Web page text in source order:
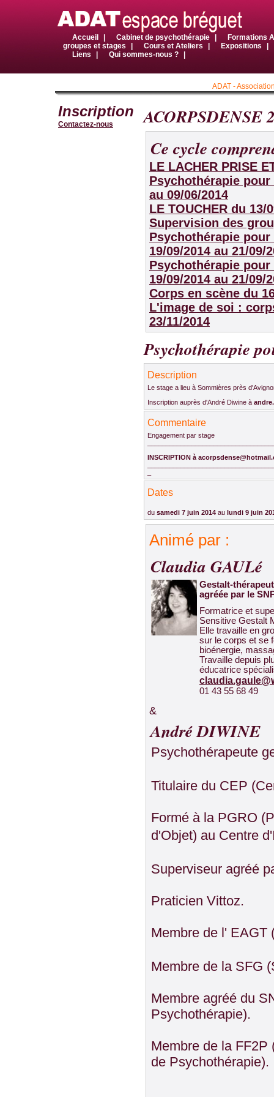
Accueil Cabinet de psychothérapie
Formations
groupes et stages
Cours et Ateliers Expositions
Liens
Qui sommes-nous ?
ADAT -
Inscription
Contactez-nous
ACORPSDENSE
Ce cycle
LE LACHER PRISE
Psychothérapie
au 09/06/2014
LE TOUCHER du 13/
Supervision des
Psychothérapie
19/09/2014 au 21/09/
Psychothérapie
19/09/2014 au 21/09/
Corps en scène du
L'image de soi :
23/11/2014
Psychothérapie
Description
Le stage a lieu à Sommières près
Inscription auprès d'André Diwine à
Commentaire
Engagement par stage
INSCRIPTION à
Dates
du samedi 7 juin 2014 au lundi 9 juin
Animé par :
Claudia GAULé
Gestalt-
agréée par le
Formatrice et
Sensitive Gestalt
Elle travaille en
sur le corps et se
bioénergie,
Travaille depuis
éducatrice
01 43 55 68 49
&
André DIWINE
Psychothérapeute
Titulaire du CEP
Formé à la PGRO
d'Objet) au Centre
Superviseur agréé
Praticien Vittoz.
Membre de l' EAGT
Membre de la SFG
Membre agréé du
Psychothérapie).
Membre de la FF2P
de Psychothérapie).